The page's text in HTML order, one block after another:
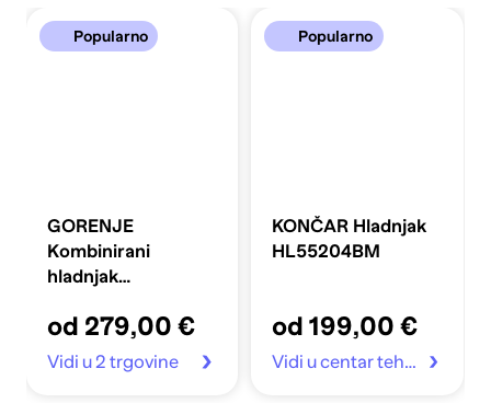
Popularno
GORENJE
Kombinirani
hladnjak
od 279,00 €
Vidi u 2 trgovine
Popularno
KONČAR Hladnjak
HL55204BM
od 199,00 €
Vidi u centar tehnike